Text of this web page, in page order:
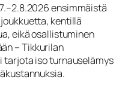
ensimmäistä
kentillä
eikä osallistuminen
– Tikkurilan
tarjota iso turnauselämys